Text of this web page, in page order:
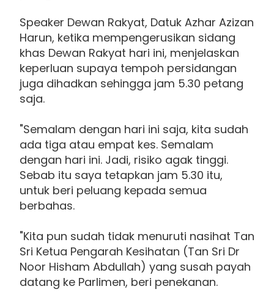
Speaker Dewan Rakyat, Datuk Azhar Azizan
Harun, ketika mempengerusikan sidang
khas Dewan Rakyat hari ini, menjelaskan
keperluan supaya tempoh persidangan
juga dihadkan sehingga jam 5.30 petang
saja.
"Semalam dengan hari ini saja, kita sudah
ada tiga atau empat kes. Semalam
dengan hari ini. Jadi, risiko agak tinggi.
Sebab itu saya tetapkan jam 5.30 itu,
untuk beri peluang kepada semua
berbahas.
"Kita pun sudah tidak menuruti nasihat Tan
Sri Ketua Pengarah Kesihatan (Tan Sri Dr
Noor Hisham Abdullah) yang susah payah
datang ke Parlimen, beri penekanan.